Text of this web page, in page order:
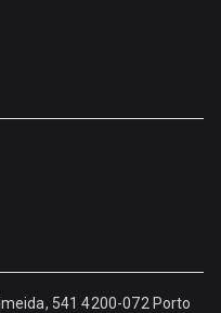
541 4200-072 Porto